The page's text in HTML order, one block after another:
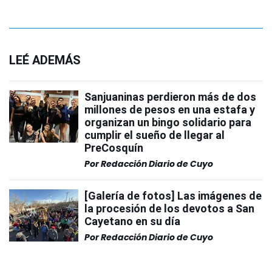
LEÉ ADEMÁS
Sanjuaninas perdieron más de dos
millones de pesos en una estafa y
organizan un bingo solidario para
cumplir el sueño de llegar al
PreCosquín
PorRedacción Diario de Cuyo
[Galería de fotos] Las imágenes de
la procesión de los devotos a San
Cayetano en su día
PorRedacción Diario de Cuyo